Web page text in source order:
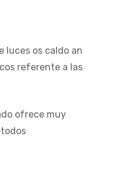
luces os caldo an
referente a las
ofrece muy